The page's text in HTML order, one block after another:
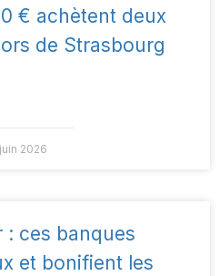
€ achètent deux
de Strasbourg
2026
: ces banques
et bonifient les